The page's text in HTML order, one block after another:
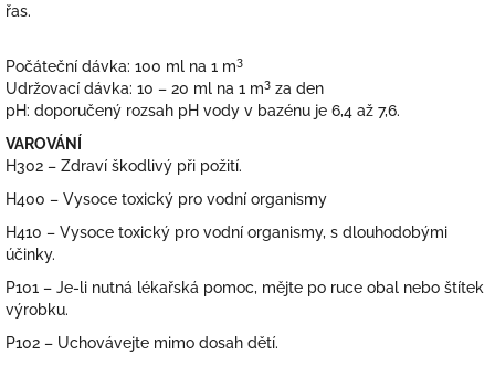
řas.
Počáteční dávka: 100 ml na 1 m3
Udržovací dávka: 10 – 20 ml na 1 m3 za den
pH: doporučený rozsah pH vody v bazénu je 6,4 až 7,6.
VAROVÁNÍ
H302 – Zdraví škodlivý při požití.
H400 – Vysoce toxický pro vodní organismy
H410 – Vysoce toxický pro vodní organismy, s dlouhodobými
účinky.
P101 – Je-li nutná lékařská pomoc, mějte po ruce obal nebo štítek
výrobku.
P102 – Uchovávejte mimo dosah dětí.